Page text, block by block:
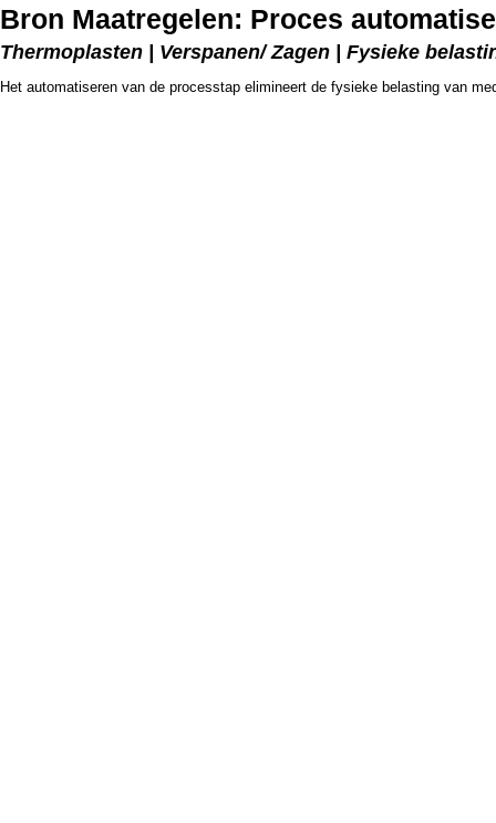
Bron Maatregelen: Proces
Thermoplasten | Verspanen/ Zagen | Fysieke
Het automatiseren van de processtap elimineert de fysieke belasting van